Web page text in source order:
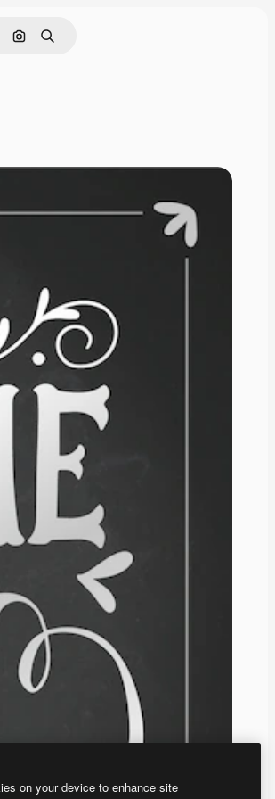
画像で検索
検索
on your device to enhance site